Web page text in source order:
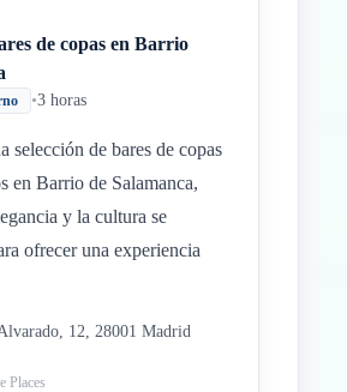
de copas en Barrio
•3 horas
selección de bares de copas
en Barrio de Salamanca,
y la cultura se
ofrecer una experiencia
12, 28001 Madrid
Places